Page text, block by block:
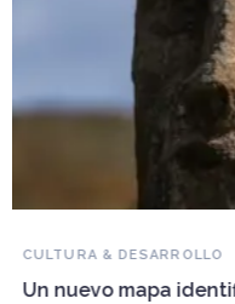
Falleció Ramón
patrimonio